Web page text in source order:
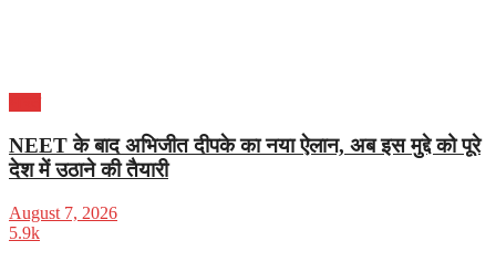
NEET के बाद अभिजीत दीपके का नया ऐलान, अब इस मुद्दे को पूरे
देश में उठाने की तैयारी
August 7, 2026
5.9k